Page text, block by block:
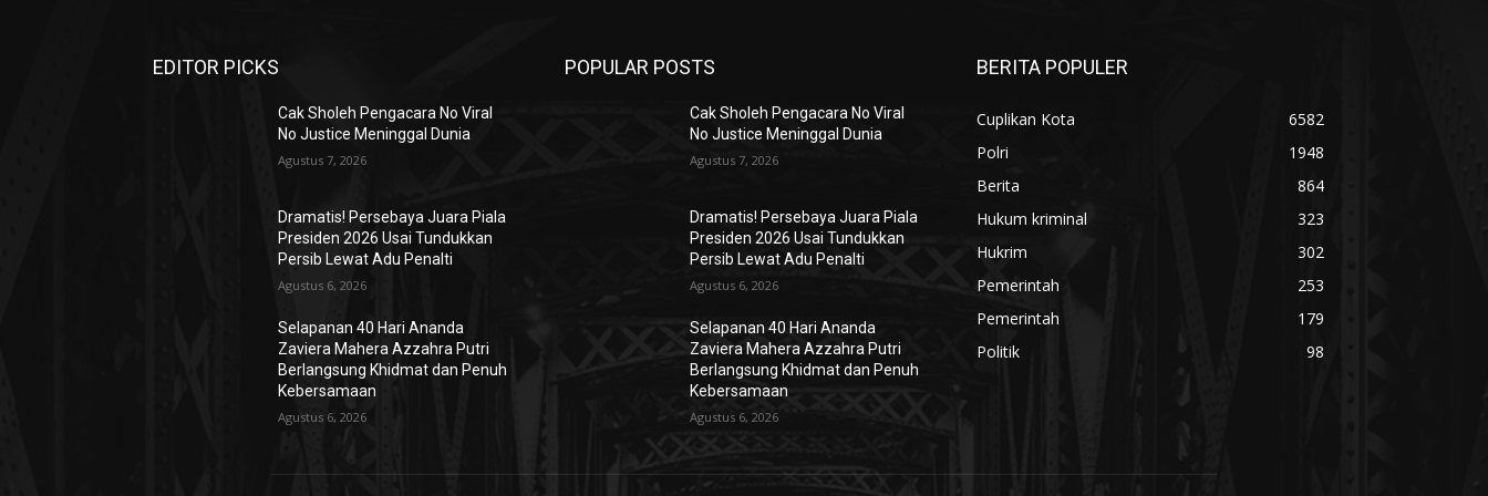
EDITOR PICKS
Cak Sholeh Pengacara No Viral
No Justice Meninggal Dunia
Agustus 7, 2026
Dramatis! Persebaya Juara Piala
Presiden 2026 Usai Tundukkan
Persib Lewat Adu Penalti
Agustus 6, 2026
Selapanan 40 Hari Ananda
Zaviera Mahera Azzahra Putri
Berlangsung Khidmat dan Penuh
Kebersamaan
Agustus 6, 2026
POPULAR POSTS
Cak Sholeh Pengacara No Viral
No Justice Meninggal Dunia
Agustus 7, 2026
Dramatis! Persebaya Juara Piala
Presiden 2026 Usai Tundukkan
Persib Lewat Adu Penalti
Agustus 6, 2026
Selapanan 40 Hari Ananda
Zaviera Mahera Azzahra Putri
Berlangsung Khidmat dan Penuh
Kebersamaan
Agustus 6, 2026
BERITA POPULER
Cuplikan Kota
6582
Polri
1948
Berita
864
Hukum kriminal
323
Hukrim
302
Pemerintah
253
Pemerintah
179
Politik
98